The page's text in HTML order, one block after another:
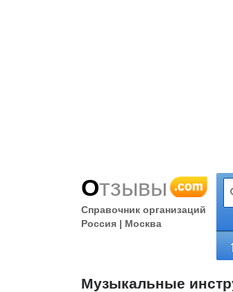
Отзывы .com
Справочник организаций
Россия | Москва
Музыкальные